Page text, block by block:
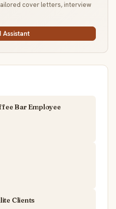
cover letters, interview
Assistant
Bar Employee
Clients